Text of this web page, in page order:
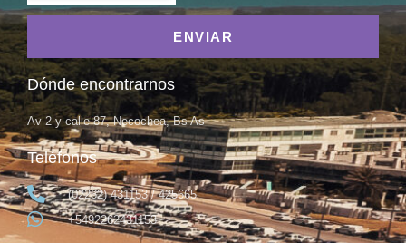
ENVIAR
Dónde encontrarnos
Av 2 y calle 87, Necochea, Bs As
Teléfonos
(02262) 431153 / 425665
+5492262431153